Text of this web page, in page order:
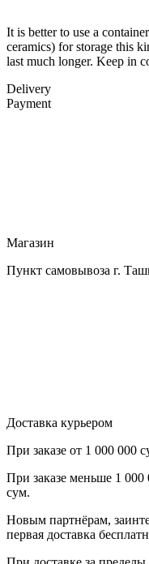
It is better to use a
ceramics) for storage this
last much longer. Keep in
Delivery
Payment
Магазин
Пункт самовывоза г.
Доставка курьером
При заказе от 1 000 000
При заказе меньше 1 000
сум.
Новым партнёрам,
первая доставка